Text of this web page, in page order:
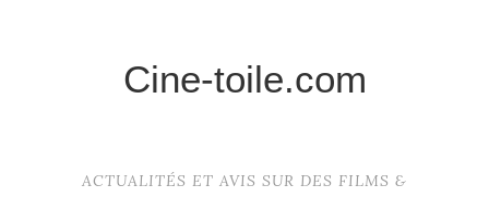
Cine-toile.com
ACTUALITÉS ET AVIS SUR DES FILMS &